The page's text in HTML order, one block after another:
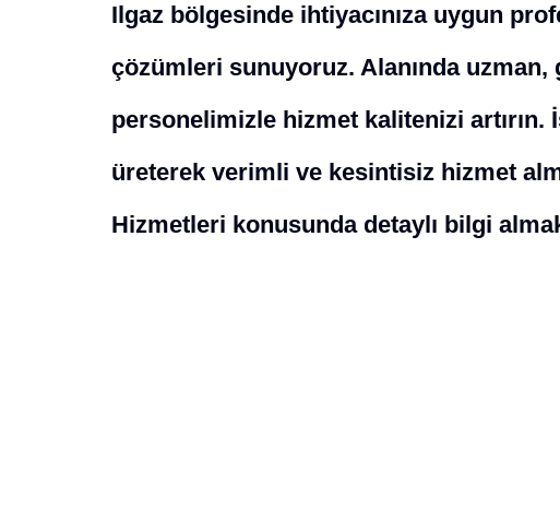
Ilgaz bölgesinde ihtiyacınıza uygun
çözümleri sunuyoruz. Alanında
personelimizle hizmet kalitenizi
üreterek verimli ve kesintisiz hizmet
Hizmetleri konusunda detaylı bilgi